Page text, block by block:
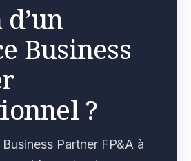
Business
?
Partner FP&A à